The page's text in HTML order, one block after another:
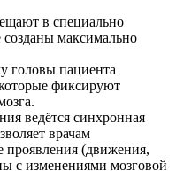
в специально
созданы максимально
головы пациента
фиксируют
ведётся синхронная
врачам
проявления (движения,
с изменениями мозговой